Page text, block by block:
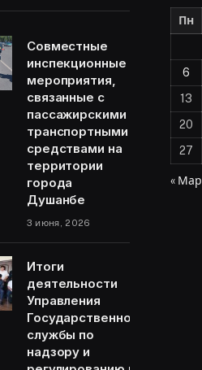
Совместные
инспекционные
мероприятия,
связанные с
пассажирскими
транспортными
средствами на
территории
города
Душанбе
3 июня, 2026
Итоги
деятельности
Управления
Государственной
службы по
надзору и
Пн
6
13
20
27
« Мар